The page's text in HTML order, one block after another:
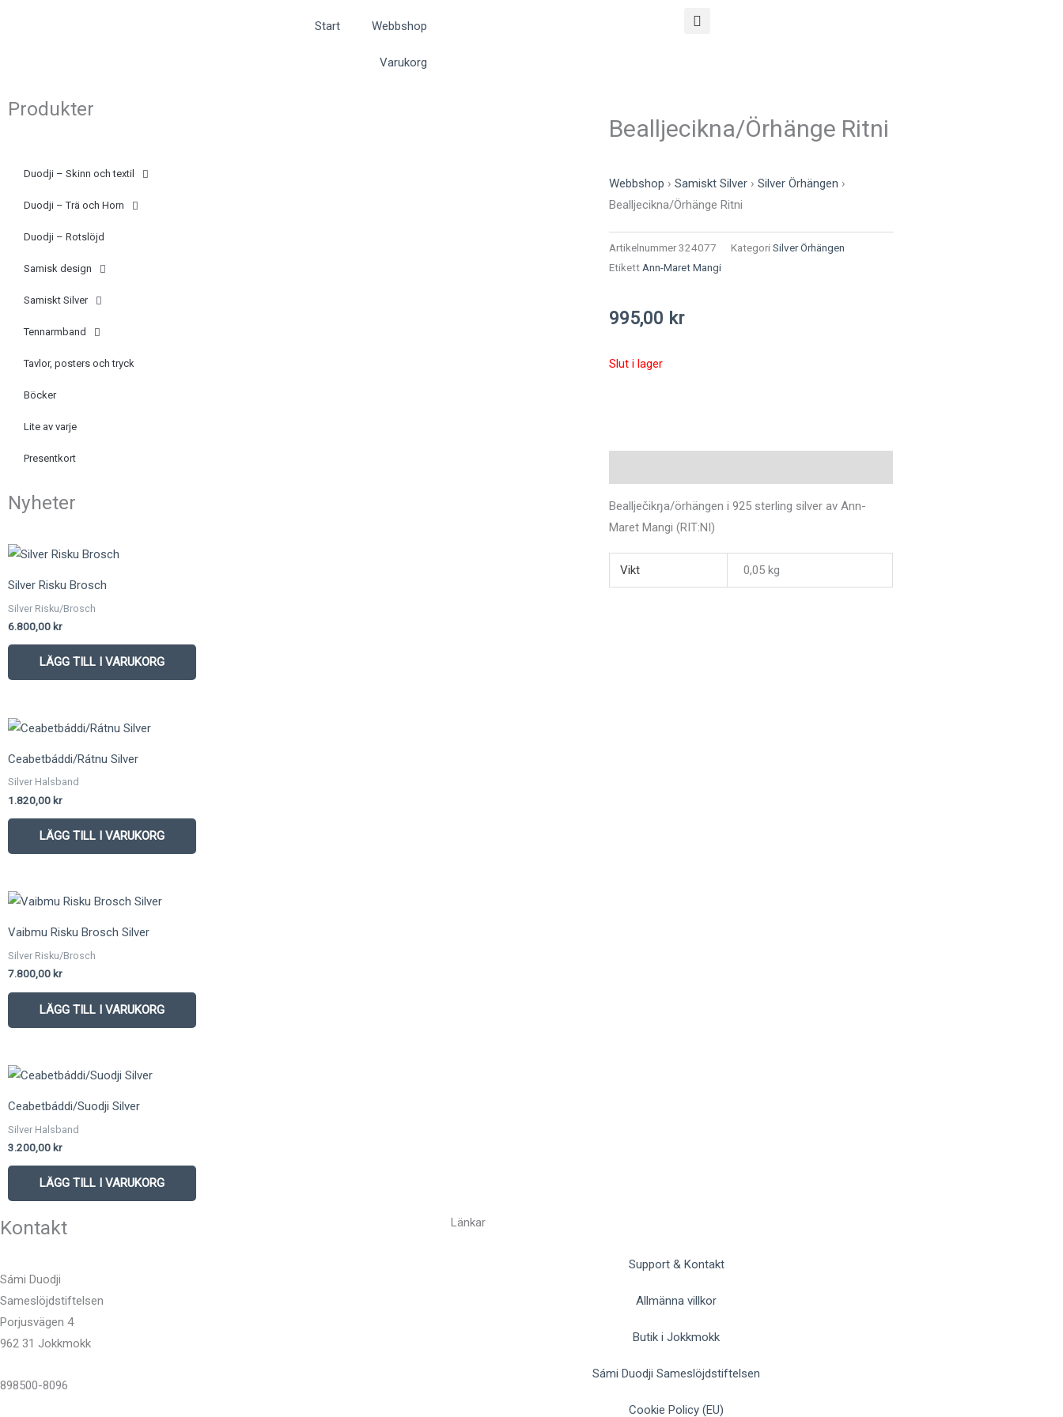
Start Webbshop
Varukorg
Produkter
Duodji – Skinn och textil
Duodji – Trä och Horn
Duodji – Rotslöjd
Samisk design
Samiskt Silver
Tennarmband
Tavlor, posters och tryck
Böcker
Lite av varje
Presentkort
Nyheter
Silver Risku Brosch
Silver Risku/Brosch
6.800,00 kr
LÄGG TILL I VARUKORG
Ceabetbáddi/Rátnu Silver
Silver Halsband
1.820,00 kr
LÄGG TILL I VARUKORG
Vaibmu Risku Brosch Silver
Silver Risku/Brosch
7.800,00 kr
LÄGG TILL I VARUKORG
Ceabetbáddi/Suodji Silver
Silver Halsband
3.200,00 kr
LÄGG TILL I VARUKORG
Bealljecikna/Örhänge Ritni
Webbshop › Samiskt Silver › Silver Örhängen ›
Bealljecikna/Örhänge Ritni
Artikelnummer324077 KategoriSilver Örhängen
Etikett Ann-Maret Mangi
995,00 kr
Slut i lager
Beallječikŋa/örhängen i 925 sterling silver av Ann-
Maret Mangi (RIT:NI)
Vikt 0,05 kg
Kontakt
Sámi Duodji
Sameslöjdstiftelsen
Porjusvägen 4
962 31 Jokkmokk
898500-8096
Länkar
Support & Kontakt
Allmänna villkor
Butik i Jokkmokk
Sámi Duodji Sameslöjdstiftelsen
Cookie Policy (EU)